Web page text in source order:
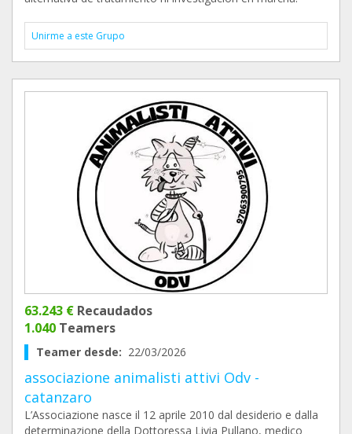
Unirme a este Grupo
63.243 € Recaudados
1.040 Teamers
Teamer desde: 22/03/2026
associazione animalisti attivi Odv -
catanzaro
L’Associazione nasce il 12 aprile 2010 dal desiderio e dalla
determinazione della Dottoressa Livia Pullano, medico